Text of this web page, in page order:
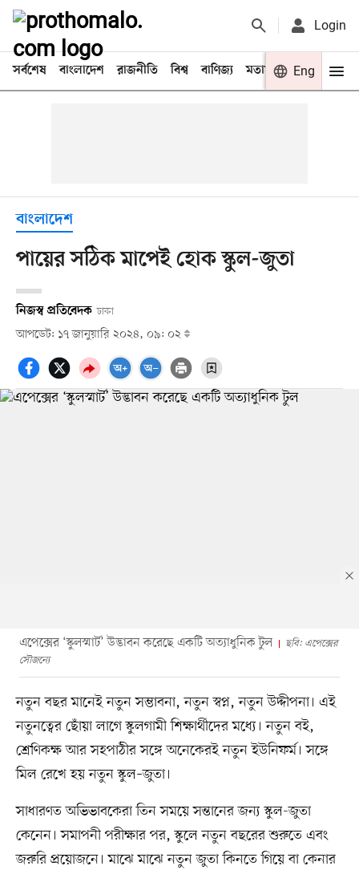
Login
সর্বশেষ বাংলাদেশ রাজনীতি বিশ্ব বাণিজ্য মতামত খেলা
Eng
বাংলাদেশ
পায়ের সঠিক মাপেই হোক স্কুল-জুতা
নিজস্ব প্রতিবেদক ঢাকা
আপডেট: ১৭ জানুয়ারি ২০২৪, ০৯: ০২
এপেক্সের ‘স্কুলস্মার্ট’ উদ্ভাবন করেছে একটি অত্যাধুনিক টুল
ছবি: এপেক্সের
সৌজন্যে
নতুন বছর মানেই নতুন সম্ভাবনা, নতুন স্বপ্ন, নতুন উদ্দীপনা। এই
নতুনত্বের ছোঁয়া লাগে স্কুলগামী শিক্ষার্থীদের মধ্যে। নতুন বই,
শ্রেণিকক্ষ আর সহপাঠীর সঙ্গে অনেকেরই নতুন ইউনিফর্ম। সঙ্গে
মিল রেখে হয় নতুন স্কুল–জুতা।
সাধারণত অভিভাবকেরা তিন সময়ে সন্তানের জন্য স্কুল-জুতা
কেনেন। সমাপনী পরীক্ষার পর, স্কুলে নতুন বছরের শুরুতে এবং
জরুরি প্রয়োজনে। মাঝে মাঝে নতুন জুতা কিনতে গিয়ে বা কেনার